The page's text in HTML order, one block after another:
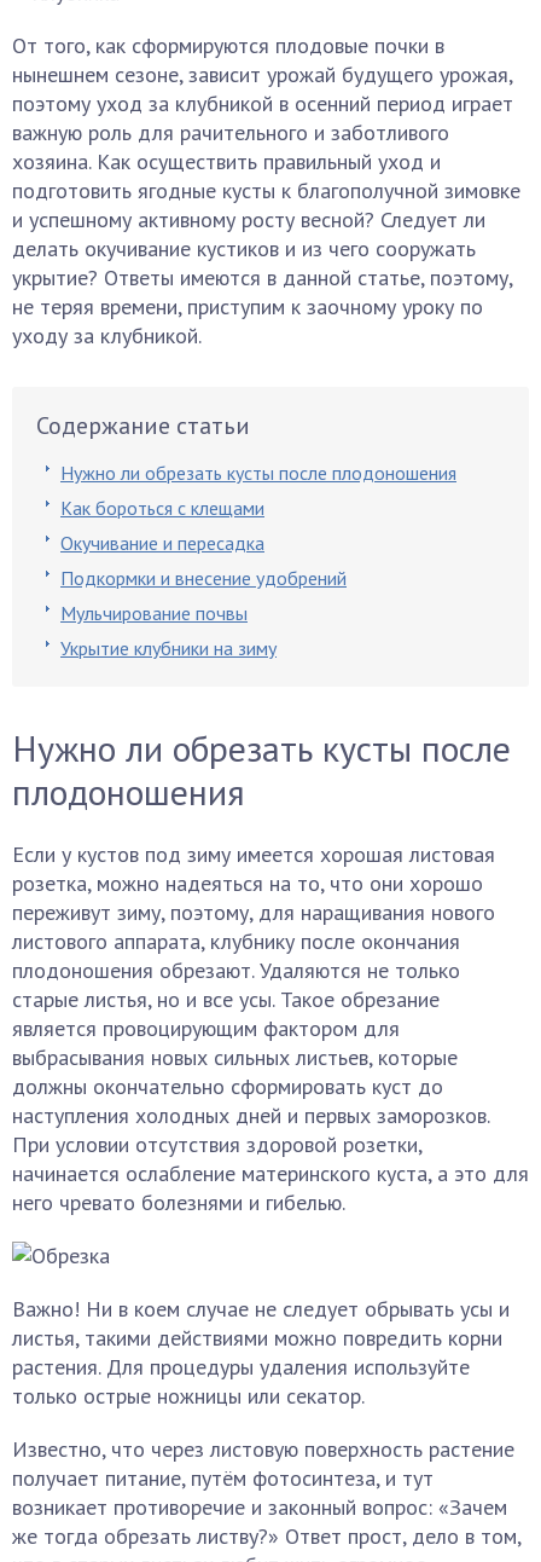
От того, как сформируются плодовые почки в
нынешнем сезоне, зависит урожай будущего урожая,
поэтому уход за клубникой в осенний период играет
важную роль для рачительного и заботливого
хозяина. Как осуществить правильный уход и
подготовить ягодные кусты к благополучной зимовке
и успешному активному росту весной? Следует ли
делать окучивание кустиков и из чего сооружать
укрытие? Ответы имеются в данной статье, поэтому,
не теряя времени, приступим к заочному уроку по
уходу за клубникой.
Содержание статьи
Нужно ли обрезать кусты после плодоношения
Как бороться с клещами
Окучивание и пересадка
Подкормки и внесение удобрений
Мульчирование почвы
Укрытие клубники на зиму
Нужно ли обрезать кусты после
плодоношения
Если у кустов под зиму имеется хорошая листовая
розетка, можно надеяться на то, что они хорошо
переживут зиму, поэтому, для наращивания нового
листового аппарата, клубнику после окончания
плодоношения обрезают. Удаляются не только
старые листья, но и все усы. Такое обрезание
является провоцирующим фактором для
выбрасывания новых сильных листьев, которые
должны окончательно сформировать куст до
наступления холодных дней и первых заморозков.
При условии отсутствия здоровой розетки,
начинается ослабление материнского куста, а это для
него чревато болезнями и гибелью.
Важно! Ни в коем случае не следует обрывать усы и
листья, такими действиями можно повредить корни
растения. Для процедуры удаления используйте
только острые ножницы или секатор.
Известно, что через листовую поверхность растение
получает питание, путём фотосинтеза, и тут
возникает противоречие и законный вопрос: «Зачем
же тогда обрезать листву?» Ответ прост, дело в том,